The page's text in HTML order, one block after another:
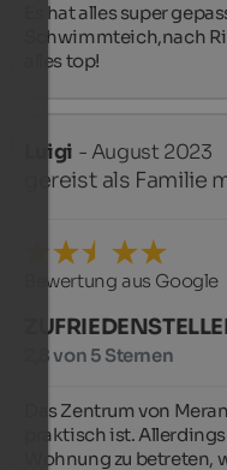
Es hat alles super
Schwimmteich,nach
alles top!
Luigi - August 2023
gereist als Familie
Bewertung aus Google
2,8 von 5 Sternen
Das Zentrum von
praktisch ist.
Wohnung zu betreten,